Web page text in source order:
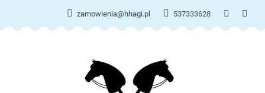
zamowienia@hhagi.pl 537333628